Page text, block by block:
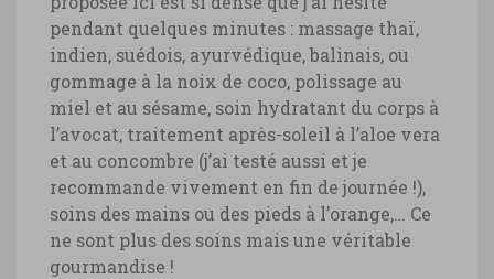
pendant quelques minutes : massage thaï,
indien, suédois, ayurvédique, balinais, ou
gommage à la noix de coco, polissage au
miel et au sésame, soin hydratant du corps à
l’avocat, traitement après-soleil à l’aloe vera
et au concombre (j’ai testé aussi et je
recommande vivement en fin de journée !),
soins des mains ou des pieds à l’orange,… Ce
ne sont plus des soins mais une véritable
gourmandise !